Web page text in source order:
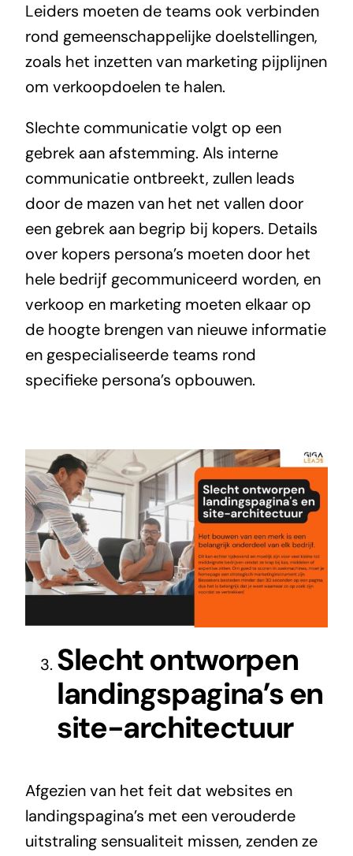
Leiders moeten de teams ook verbinden
rond gemeenschappelijke doelstellingen,
zoals het inzetten van marketing pijplijnen
om verkoopdoelen te halen.
Slechte communicatie volgt op een
gebrek aan afstemming. Als interne
communicatie ontbreekt, zullen leads
door de mazen van het net vallen door
een gebrek aan begrip bij kopers. Details
over kopers persona’s moeten door het
hele bedrijf gecommuniceerd worden, en
verkoop en marketing moeten elkaar op
de hoogte brengen van nieuwe informatie
en gespecialiseerde teams rond
specifieke persona’s opbouwen.
Slecht ontworpen
landingspagina’s en
site-architectuur
Afgezien van het feit dat websites en
landingspagina’s met een verouderde
uitstraling sensualiteit missen, zenden ze